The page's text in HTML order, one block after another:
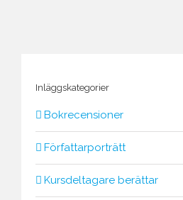
Inläggskategorier
Bokrecensioner
Författarporträtt
Kursdeltagare berättar